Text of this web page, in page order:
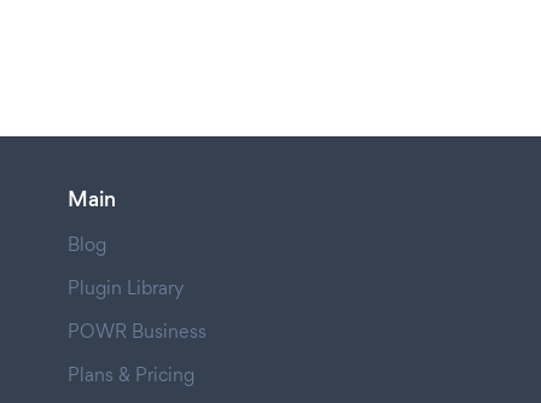
Main
Blog
Plugin Library
POWR Business
Plans & Pricing